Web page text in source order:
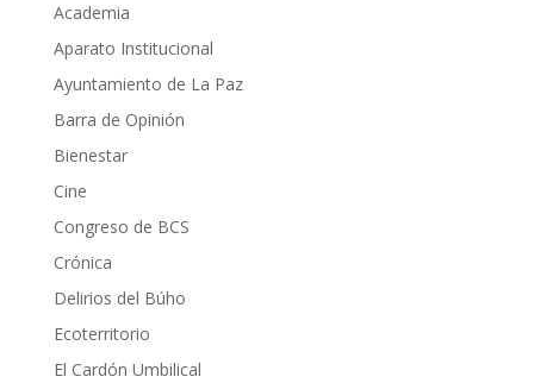
Academia
Aparato Institucional
Ayuntamiento de La Paz
Barra de Opinión
Bienestar
Cine
Congreso de BCS
Crónica
Delirios del Búho
Ecoterritorio
El Cardón Umbilical